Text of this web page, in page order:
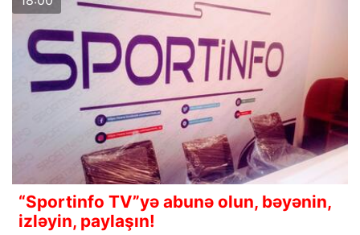
“Sportinfo TV”yə abunə olun, bəyənin,
izləyin, paylaşın!